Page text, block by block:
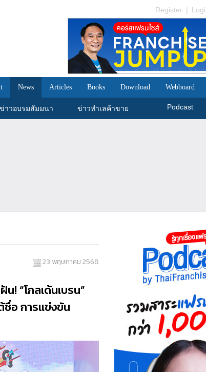
Register |
News Articles Books Download Webboard
ข่าวอบรมสัมมนา ข่าวทำเลค้าขาย Podcast
23 พฤษภาคม 2568
! “โกลเด้นเบรน”
ชื่อ การแข่งขัน